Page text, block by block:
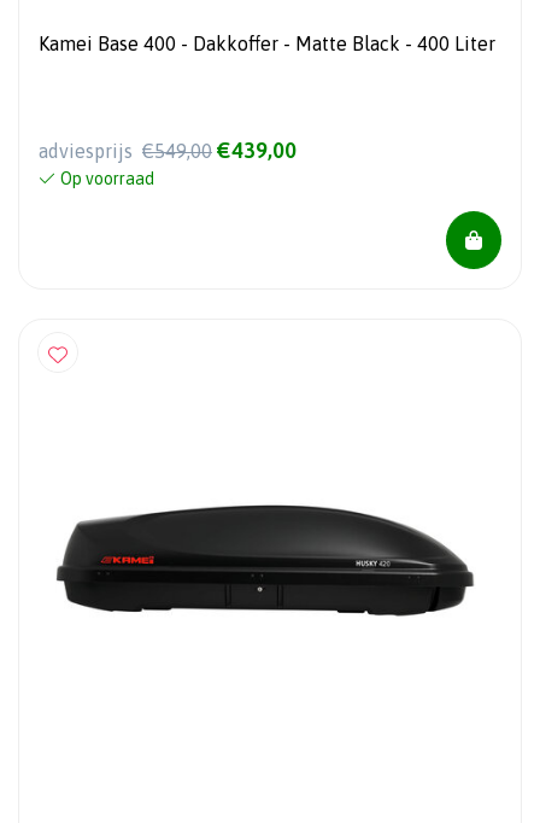
Kamei Base 400 - Dakkoffer - Matte Black - 400 Liter
adviesprijs €549,00 €439,00
Op voorraad